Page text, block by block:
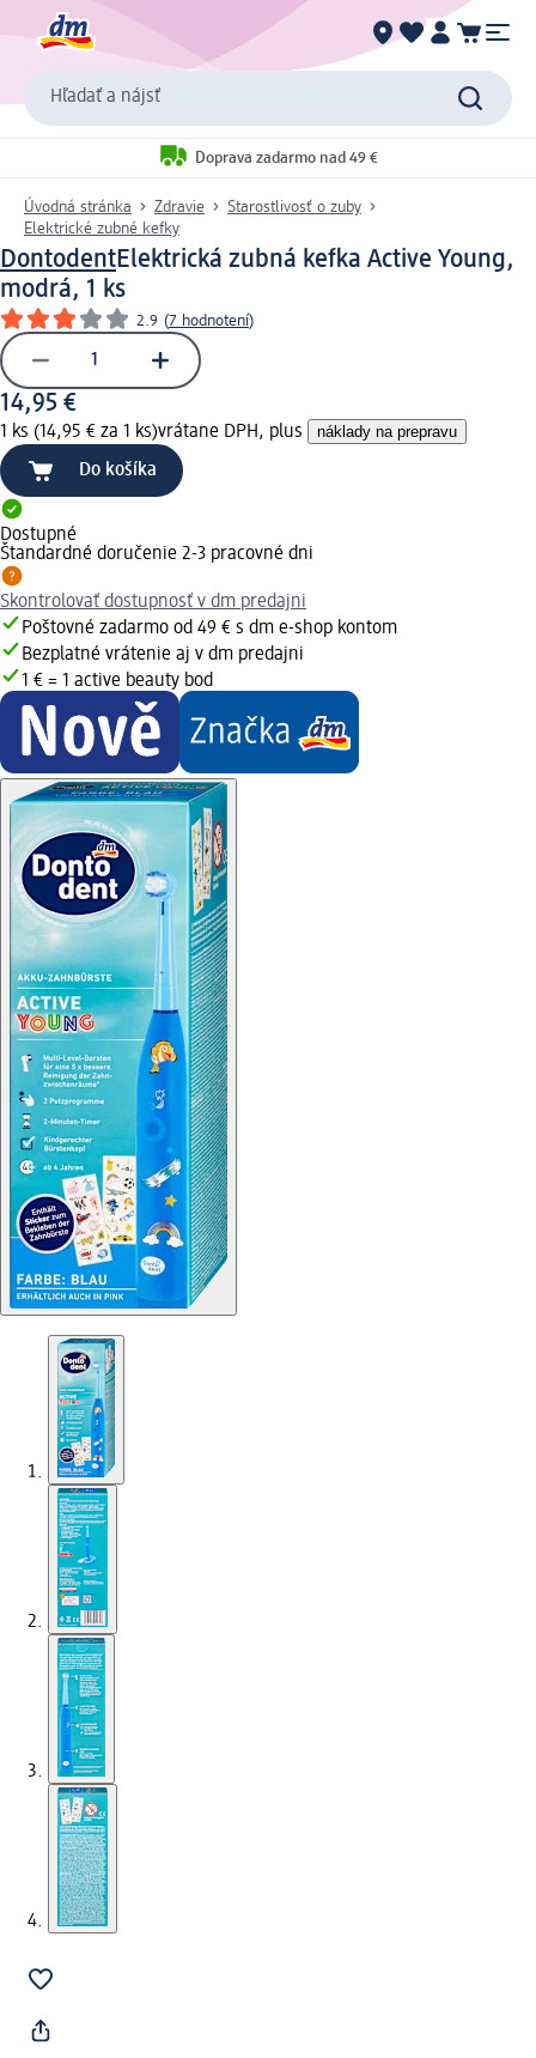
Hľadať a nájsť
Doprava zadarmo nad 49 €
Úvodná stránka Zdravie
Starostlivosť o zuby
Elektrické zubné kefky
DontodentElektrická zubná kefka Active Young,
modrá, 1 ks
2.9 (7 hodnotení)
14,95 €
1 ks (14,95 € za 1 ks)vrátane DPH, plus náklady na prepravu
Do košíka
Dostupné
Štandardné doručenie 2-3 pracovné dni
Skontrolovať dostupnosť v dm predajni
Poštovné zadarmo od 49 € s dm e-shop kontom
Bezplatné vrátenie aj v dm predajni
1 € = 1 active beauty bod